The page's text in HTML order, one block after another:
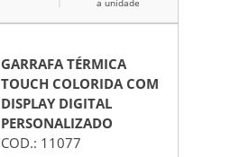
a unidade
GARRAFA TÉRMICA
TOUCH COLORIDA COM
DISPLAY DIGITAL
PERSONALIZADO
COD.: 11077